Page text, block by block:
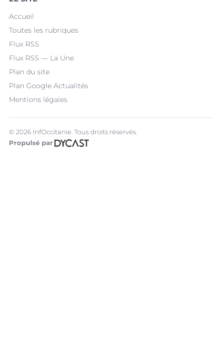
Accueil
Toutes les rubriques
Flux RSS
Flux RSS — La Une
Plan du site
Plan Google Actualités
Mentions légales
© 2026 InfOccitanie. Tous droits réservés.
Propulsé par